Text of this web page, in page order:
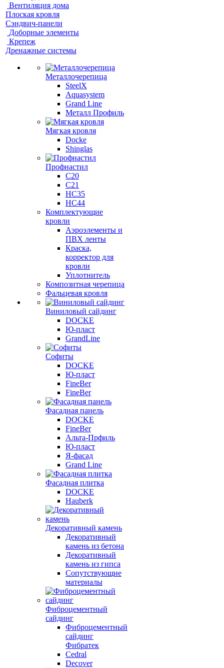
Вентиляция дома
Плоская кровля
Сэндвич-панели
Доборные элементы
Крепеж
Дренажные системы
Металлочерепица
SteelX
Aquasystem
Grand Line
Металл Профиль
Мягкая кровля
Docke
Shinglas
Профнастил
C20
C21
НС35
НС44
Комплектующие
кровли
Аэроэлементы и
ПВХ ленты
Краска,
корректор для
кровли
Уплотнитель
Композитная черепица
Фальцевая кровля
Виниловый сайдинг
DOCKE
Ю-пласт
GrandLine
Софиты
DOCKE
Ю-пласт
FineBer
FineBer
Фасадная панель
DOCKE
FineBer
Альта-Прфиль
Ю-пласт
Я-фасад
Grand Line
Фасадная плитка
DOCKE
Hauberk
Декоративный камень
Декоративный
камень из бетона
Декоративный
камень из гипса
Сопутствующие
материалы
Фиброцементный
сайдинг
Фиброцементный
сайдинг
Фибратек
Cedral
Decover